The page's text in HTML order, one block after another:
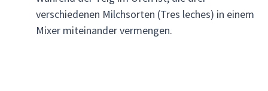
verschiedenen Milchsorten (Tres leches) in einem
Mixer miteinander vermengen.